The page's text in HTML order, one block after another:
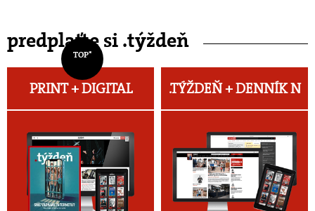
predplaťte si .týždeň
TOP*
PRINT + DIGITAL .TÝŽDEŇ +DENNÍK N